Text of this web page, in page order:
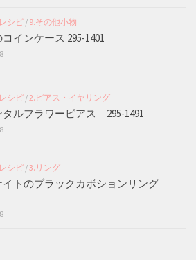
シピ / 9.その他小物
インケース 295-1401
シピ /2.ピアス・イヤリング
タルフラワーピアス 295-1491
シピ /3.リング
イトのブラックカボションリング